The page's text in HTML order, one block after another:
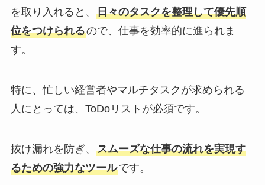
を取り入れると、 日々のタスクを整理して優先順
位をつけられるので、仕事を効率的に進られま
す。
特に、忙しい経営者やマルチタスクが求められる
人にとっては、ToDoリストが必須です。
抜け漏れを防ぎ、 スムーズな仕事の流れを実現す
るための強力なツールです。